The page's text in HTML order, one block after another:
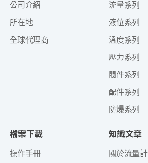
公司介紹
所在地
全球代理商
流量系列
液位系列
溫度系列
壓力系列
閥件系列
配件系列
防爆系列
檔案下載
操作手冊
知識文章
關於流量計